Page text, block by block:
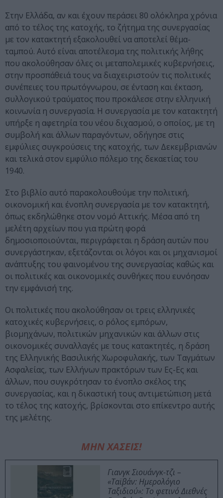
Στην Ελλάδα, αν και έχουν περάσει 80 ολόκληρα χρόνια
από το τέλος της κατοχής, το ζήτημα της συνεργασίας
με τον κατακτητή εξακολουθεί να αποτελεί θέμα-
ταμπού. Αυτό είναι αποτέλεσμα της πολιτικής λήθης
που ακολούθησαν όλες οι μεταπολεμικές κυβερνήσεις,
στην προσπάθειά τους να διαχειριστούν τις πολιτικές
συνέπειες του πρωτόγνωρου, σε ένταση και έκταση,
συλλογικού τραύματος που προκάλεσε στην ελληνική
κοινωνία η συνεργασία. Η συνεργασία με τον κατακτητή
υπήρξε η αφετηρία του νέου διχασμού, ο οποίος, με τη
συμβολή και άλλων παραγόντων, οδήγησε στις
εμφύλιες συγκρούσεις της κατοχής, των Δεκεμβριανών
και τελικά στον εμφύλιο πόλεμο της δεκαετίας του
1940.
Στο βιβλίο αυτό παρακολουθούμε την πολιτική,
οικονομική και ένοπλη συνεργασία με τον κατακτητή,
όπως εκδηλώθηκε στον νομό Αττικής. Μέσα από τη
μελέτη αρχείων που για πρώτη φορά
δημοσιοποιούνται, περιγράφεται η δράση αυτών που
συνεργάστηκαν, εξετάζονται οι λόγοι και οι μηχανισμοί
ανάπτυξης του φαινομένου της συνεργασίας καθώς και
οι πολιτικές και οικονομικές συνθήκες που ευνόησαν
την εμφάνισή της.
Οι πολιτικές που ακολούθησαν οι τρεις ελληνικές
κατοχικές κυβερνήσεις, ο ρόλος εμπόρων,
βιομηχάνων, πολιτικών μηχανικών και άλλων στις
οικονομικές συναλλαγές με τους κατακτητές, η δράση
της Ελληνικής Βασιλικής Χωροφυλακής, των Ταγμάτων
Ασφαλείας, των Ελλήνων πρακτόρων των Ες-Ες και
άλλων, που συγκρότησαν το ένοπλο σκέλος της
συνεργασίας, και η δικαστική τους αντιμετώπιση μετά
το τέλος της κατοχής, βρίσκονται στο επίκεντρο αυτής
της μελέτης.
ΜΗΝ ΧΑΣΕΙΣ!
Γιανγκ Σιουάνγκ-τζι –
«Ταϊβάν: Ημερολόγιο
Ταξιδιού»: Το φετινό Διεθνές